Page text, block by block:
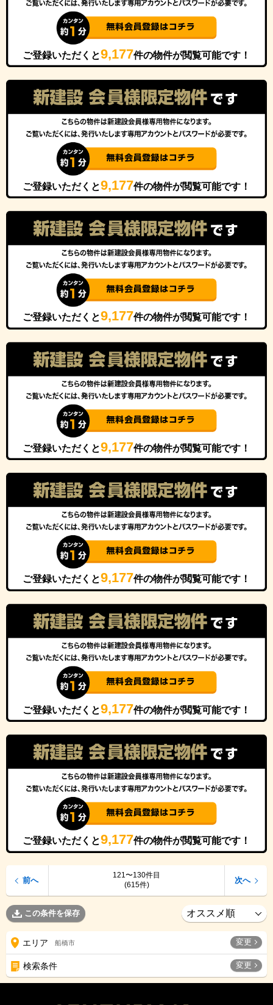
ご登録いただくと9,177件の物件が閲覧可能です！
ご登録いただくと9,177件の物件が閲覧可能です！
ご登録いただくと9,177件の物件が閲覧可能です！
ご登録いただくと9,177件の物件が閲覧可能です！
ご登録いただくと9,177件の物件が閲覧可能です！
ご登録いただくと9,177件の物件が閲覧可能です！
ご登録いただくと9,177件の物件が閲覧可能です！
121〜130件目
(615件)
前へ 次へ
この条件を保存
エリア 船橋市 変更
検索条件 変更